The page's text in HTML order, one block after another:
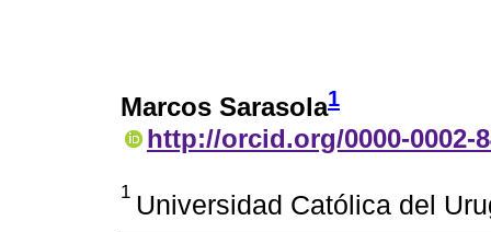
Marcos Sarasola1
http://orcid.org/0000-0002-
1 Universidad Católica del